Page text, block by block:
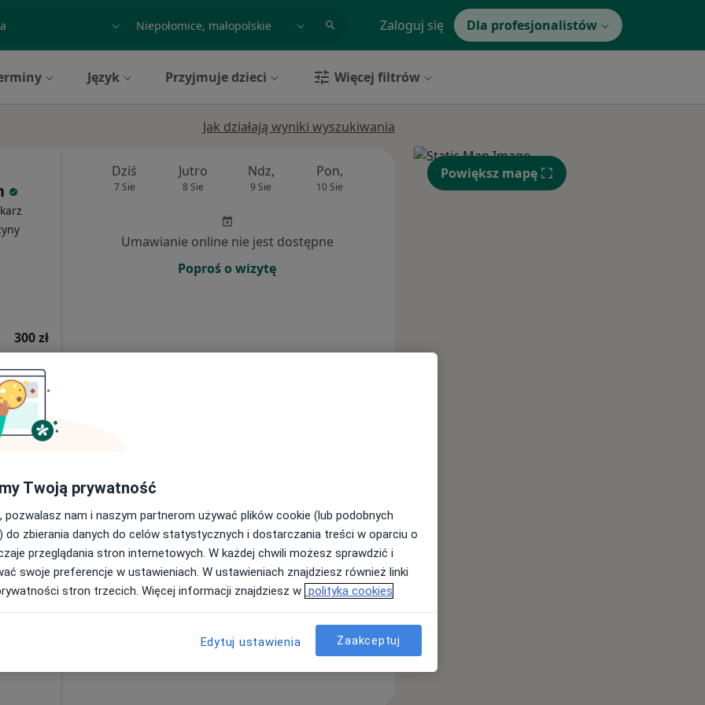
Zaloguj się Dla profesjonalistów
Język Przyjmuje dzieci Więcej filtrów
Jak działają wyniki wyszukiwania
300 zł
Dziś
7 Sie
Jutro
8 Sie
Ndz,
9 Sie
Pon,
10 Sie
Śr, Czw,
Umawianie online nie jest dostępne
Poproś o wizytę
w obszarach bliskich Twojemu wyszukiwaniu.
Dziś
9 Sie 10 Sie 11 Sie
Umawianie online nie jest dostępne
Poproś o wizytę
Powiększ mapę
Twoją prywatność
pozwalasz nam i naszym partnerom używać plików cookie (lub podobnych
do zbierania danych do celów statystycznych i dostarczania treści w oparciu o
przeglądania stron internetowych. W każdej chwili możesz sprawdzić i
swoje preferencje w ustawieniach. W ustawieniach znajdziesz również linki
stron trzecich. Więcej informacji znajdziesz w polityka cookies
Edytuj ustawienia Zaakceptuj